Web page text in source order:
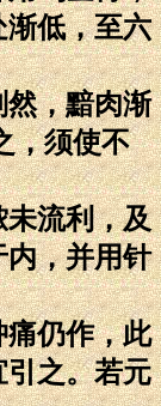
低，至六
，黯肉渐
，须使不
流利，及
，并用针
仍作，此
之。若元